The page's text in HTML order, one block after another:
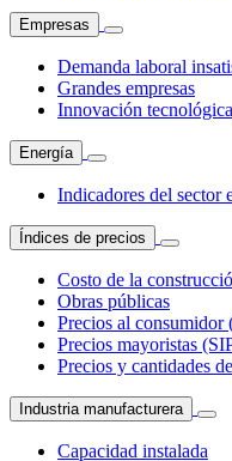
Empresas
Demanda laboral
Grandes empresas
Innovación tecnológica
Energía
Indicadores del sector
Índices de precios
Costo de la
Obras públicas
Precios al consumidor
Precios mayoristas
Precios y cantidades
Industria manufacturera
Capacidad instalada